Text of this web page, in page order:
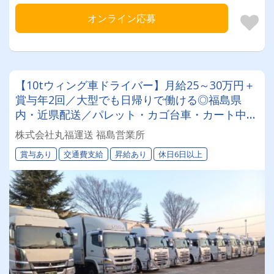
オンライン応募
【10tウィング車ドライバー】月給25～30万円＋
賞与年2回／大型でも日帰りで働ける◎福島県
内・近県配送／パレット・カゴ台車・カート中心
で負担少なめ◎将来は運行管理・所長も目指せる
キャリア設計あり
株式会社丸福運送 福島営業所
賞与あり 交通費支給 昇給あり 休日6日以上